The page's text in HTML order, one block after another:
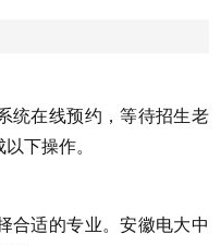
统在线预约，等待招生老
下操作。
合适的专业。安徽电大中